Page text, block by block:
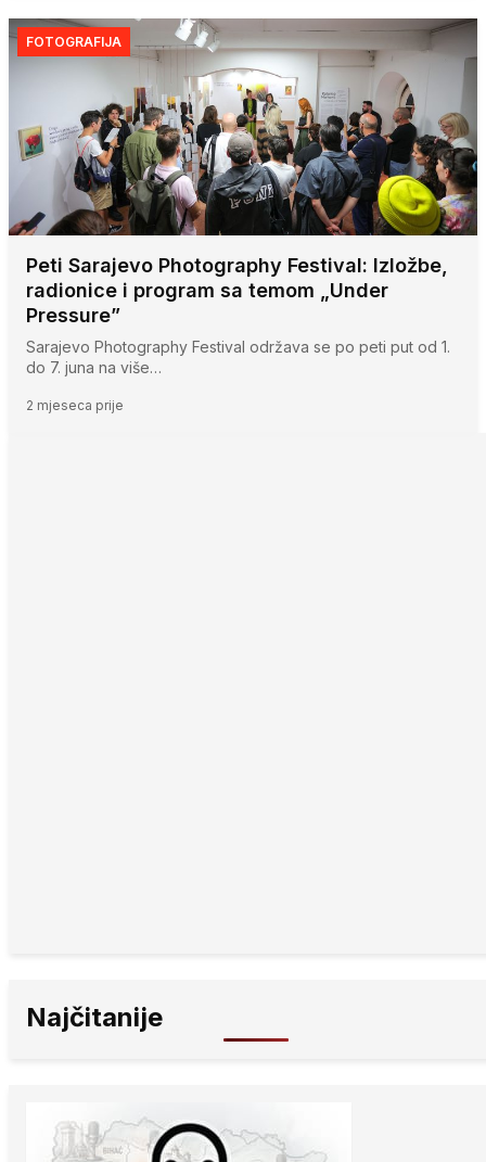
FOTOGRAFIJA
Peti Sarajevo Photography Festival: Izložbe,
radionice i program sa temom „Under
Pressure”
Sarajevo Photography Festival održava se po peti put od 1.
do 7. juna na više…
2 mjeseca prije
Najčitanije